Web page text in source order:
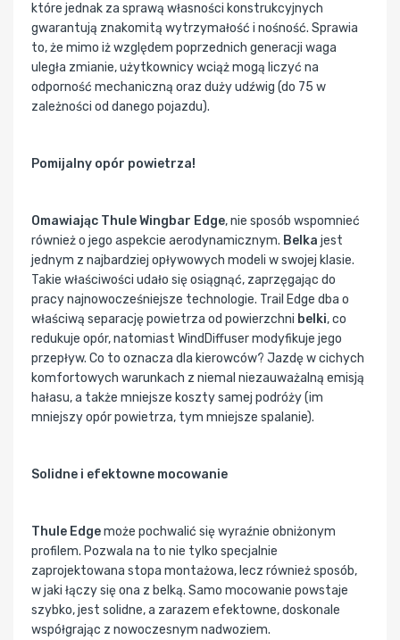
które jednak za sprawą własności konstrukcyjnych
gwarantują znakomitą wytrzymałość i nośność. Sprawia
to, że mimo iż względem poprzednich generacji waga
uległa zmianie, użytkownicy wciąż mogą liczyć na
odporność mechaniczną oraz duży udźwig (do 75 w
zależności od danego pojazdu).
Pomijalny opór powietrza!
Omawiając Thule Wingbar Edge, nie sposób wspomnieć
również o jego aspekcie aerodynamicznym. Belka jest
jednym z najbardziej opływowych modeli w swojej klasie.
Takie właściwości udało się osiągnąć, zaprzęgając do
pracy najnowocześniejsze technologie. Trail Edge dba o
właściwą separację powietrza od powierzchni belki, co
redukuje opór, natomiast WindDiffuser modyfikuje jego
przepływ. Co to oznacza dla kierowców? Jazdę w cichych
komfortowych warunkach z niemal niezauważalną emisją
hałasu, a także mniejsze koszty samej podróży (im
mniejszy opór powietrza, tym mniejsze spalanie).
Solidne i efektowne mocowanie
Thule Edgemoże pochwalić się wyraźnie obniżonym
profilem. Pozwala na to nie tylko specjalnie
zaprojektowana stopa montażowa, lecz również sposób,
w jaki łączy się ona z belką. Samo mocowanie powstaje
szybko, jest solidne, a zarazem efektowne, doskonale
współgrając z nowoczesnym nadwoziem.